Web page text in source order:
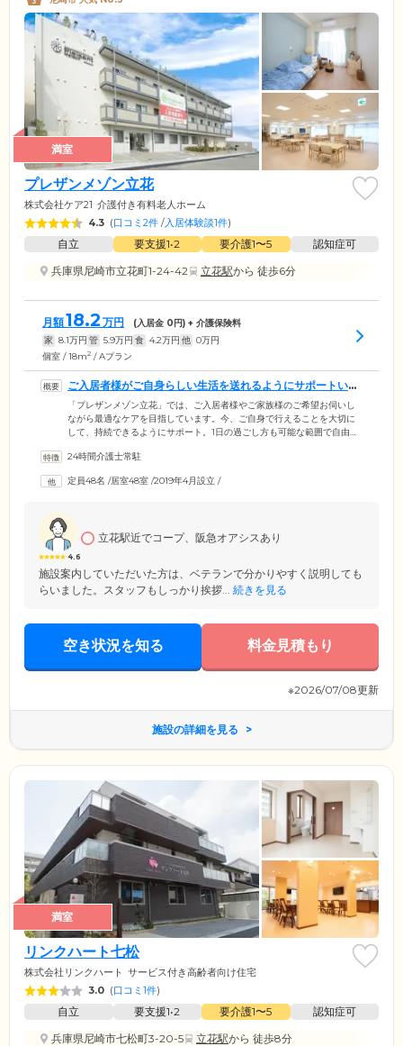
満室
プレザンメゾン立花
株式会社ケア21 介護付き有料老人ホーム
4.3 (口コミ2件 /入居体験談1件)
自立 要支援1•2 要介護1〜5
認知症可
兵庫県尼崎市立花町1-24-42
立花駅から 徒歩6分
月額18.2 万円 (入居金 0円) + 介護保険料
家 8.1万円 管 5.9万円 食 4.2万円 他 0万円
個室 / 18m2 / Aプラン
ご入居者様がご自身らしい生活を送れるようにサポートいた
します
「プレザンメゾン立花」では、ご入居者様やご家族様のご希望お伺いし
ながら最適なケアを目指しています。今、ご自身で行えることを大切に
して、持続できるようにサポート。1日の過ごし方も可能な範囲で自由で
う年間行事や、ご入居者同士で協力して進める共同作業、趣味などを活
よる日常のケアはもちろん、看護師と医師が連携し、医療ケアも充実し
24時間介護士常駐
定員48名 /居室48室 /2019年4月設立 /
4.6
立花駅近でコープ、阪急オアシスあり
施設案内していただいた方は、ベテランで分かりやすく説明しても
らいました。スタッフもしっかり挨拶... 続きを見る
空き状況を知る 料金見積もり
※2026/07/08更新
施設の詳細を見る
満室
リンクハート七松
株式会社リンクハート サービス付き高齢者向け住宅
3.0 (口コミ1件)
自立 要支援1•2 要介護1〜5
認知症可
兵庫県尼崎市七松町3-20-5
立花駅から 徒歩8分